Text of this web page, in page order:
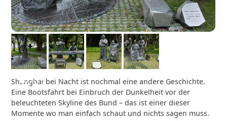
Shanghai bei Nacht ist nochmal eine andere Geschichte.
Eine Bootsfahrt bei Einbruch der Dunkelheit vor der
beleuchteten Skyline des Bund – das ist einer dieser
Momente wo man einfach schaut und nichts sagen muss.